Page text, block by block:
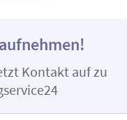
Kontakt auf zu